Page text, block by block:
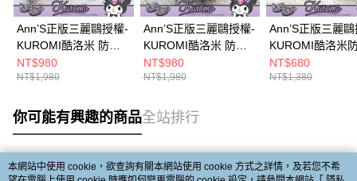
Ann’S正版三麗鷗授權-
KUROMI酷洛米 防臭
鞋墊柔軟兒童短靴
2cm-紫
NT$980
NT$1,980
Ann’S正版三麗鷗授權-
KUROMI酷洛米 防臭
鞋墊柔軟兒童短靴
2cm-黑
NT$980
NT$1,980
Ann’S正版三麗
KUROMI酷洛米
墊閃燈學步童鞋
紫
NT$680
NT$1,380
你可能有興趣的商品全站排行
本網站中使用 cookie，欲查詢有關本網站使用 cookie 方式之詳情，及若您不希